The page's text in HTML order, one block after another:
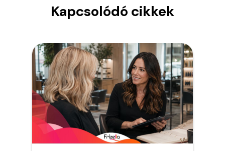
Kapcsolódó cikkek